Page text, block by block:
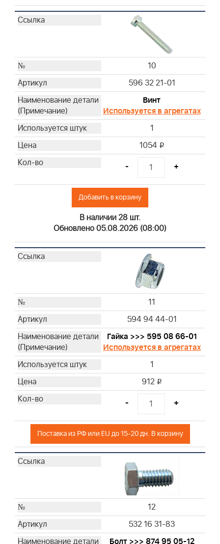
10
596 32 21-01
Винт
Используется в агрегатах
1
1054 i
- +
Добавить в корзину
В наличии 28 шт.
Обновлено 05.08.2026 (08:00)
11
594 94 44-01
Гайка >>> 595 08 66-01
Используется в агрегатах
1
912 i
- +
Поставка из РФ или EU до 15-20 дн. В корзину
12
532 16 31-83
Болт >>> 874 95 05-12